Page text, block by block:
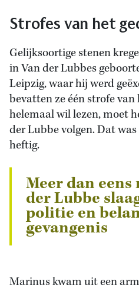
Strofes van het
Gelijksoortige stenen
in Van der Lubbes
Leipzig, waar hij werd
bevatten ze één strofe
helemaal wil lezen, moet
der Lubbe volgen. Dat
heftig.
Meer dan eens
der Lubbe
politie en
gevangenis
Marinus kwam uit een